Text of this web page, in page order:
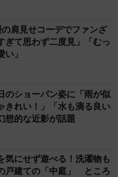
肩見せコーデでファンざ
て思わず二度見」「むっ
」
のショーパン姿に「雨が似
きれい！」「水も滴る良い
的な近影が話題
気にせず遊べる！洗濯物も
戸建ての「中庭」 ところ